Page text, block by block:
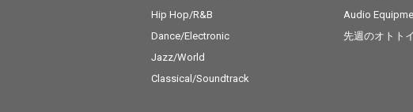
Hip Hop/R&B
Dance/Electronic
Jazz/World
Classical/Soundtrack
Audio
先週のオトトイ